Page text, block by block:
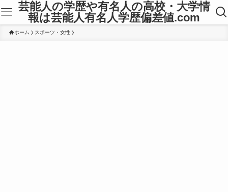
芸能人の学歴や有名人の高校・大学情
報は芸能人有名人学歴偏差値.com
ホーム スポーツ・女性